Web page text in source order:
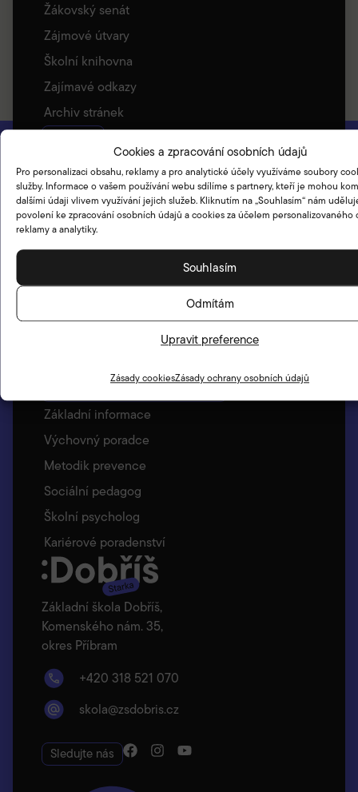
Cookies a zpracování osobních údajů
Pro personalizaci obsahu, reklamy a pro analytické účely využíváme soubory
služby. Informace o vašem používání webu sdílíme s partnery, kteří je mohou
dalšími údaji vlivem využívání jejich služeb. Kliknutím na „Souhlasím“ nám
povolení ke zpracování osobních údajů a cookies za účelem personalizovaného
reklamy a analytiky.
Souhlasím
Odmítám
Upravit preference
Zásady cookiesZásady ochrany osobních údajů
Základní škola Dobříš,
Komenského nám. 35,
okres Příbram
+420 318 521 070
skola@zsdobris.cz
Sledujte nás
Žákovský senát
Zájmové útvary
Školní knihovna
Zajímavé odkazy
Archiv stránek
Základní informace
Akce družiny
Umístění a oddělení ŠD
Školní klub
Vyzvedávání dětí – Bellhop
Školní poradenské pracoviště
Základní informace
Výchovný poradce
Metodik prevence
Sociální pedagog
Školní psycholog
Kariérové poradenství